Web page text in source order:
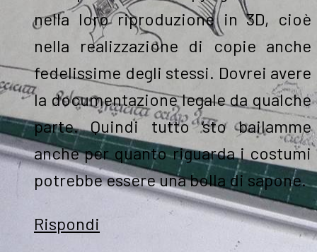
nella loro riproduzione in 3D, cioè
nella realizzazione di copie anche
fedelissime degli stessi. Dovrei avere
la documentazione legale da qualche
parte. Quindi tutto ‘sto bailamme
anche per quanto riguarda i costumi
potrebbe essere una bolla di sapone.
Rispondi